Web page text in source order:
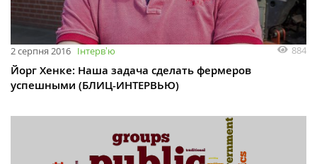
2 серпня 2016 Інтервʼю 884
Йорг Хенке: Наша задача сделать фермеров
успешными (БЛИЦ-ИНТЕРВЬЮ)